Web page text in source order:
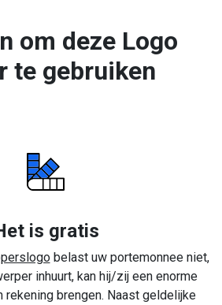
om deze Logo
te gebruiken
is gratis
belast uw portemonnee niet,
inhuurt, kan hij/zij een enorme
rekening brengen. Naast geldelijke